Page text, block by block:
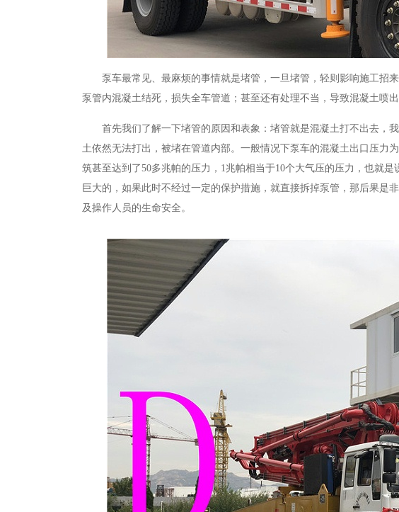
泵车最常见、最麻烦的事情就是堵管，一旦堵管，轻则影响施工招
泵管内混凝土结死，损失全车管道；甚至还有处理不当，导致混凝土喷
首先我们了解一下堵管的原因和表象：堵管就是混凝土打不出去，
土依然无法打出，被堵在管道内部。一般情况下泵车的混凝土出口压力为
筑甚至达到了50多兆帕的压力，1兆帕相当于10个大气压的压力，也就
巨大的，如果此时不经过一定的保护措施，就直接拆掉泵管，那后果是
及操作人员的生命安全。